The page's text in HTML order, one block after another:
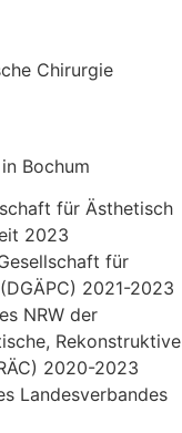
Chirurgie
Bochum
für Ästhetisch
2023
für
2021-2023
NRW der
Rekonstruktive
2020-2023
Landesverbandes